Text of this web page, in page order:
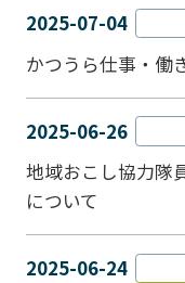
2025-07-04
かつうら仕事・働
2025-06-26
地域おこし協力隊
について
2025-06-24